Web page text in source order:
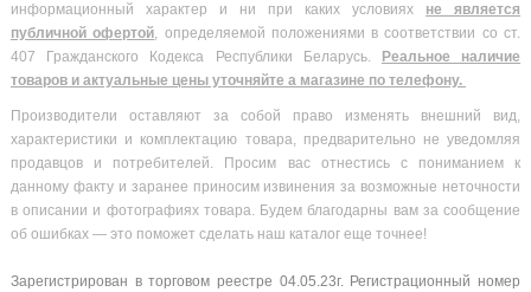
информационный характер и ни при каких условиях не является
публичной офертой, определяемой положениями в соответствии со ст.
407 Гражданского Кодекса Республики Беларусь.
Реальное наличие
товаров и актуальные цены уточняйте а магазине по телефону.
Производители оставляют за собой право изменять внешний вид,
характеристики и комплектацию товара, предварительно не уведомляя
продавцов и потребителей. Просим вас отнестись с пониманием к
данному факту и заранее приносим извинения за возможные неточности
в описании и фотографиях товара. Будем благодарны вам за сообщение
об ошибках — это поможет сделать наш каталог еще точнее!
Зарегистрирован в торговом реестре 04.05.23г. Регистрационный номер